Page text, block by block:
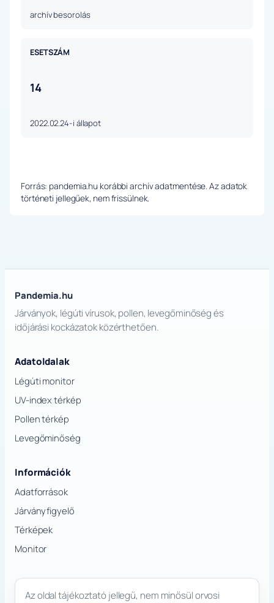
archív besorolás
ESETSZÁM
14
2022.02.24-i állapot
Forrás: pandemia.hu korábbi archív adatmentése. Az adatok
történeti jellegűek, nem frissülnek.
Pandemia.hu
Járványok, légúti vírusok, pollen, levegőminőség és
időjárási kockázatok közérthetően.
Adatoldalak
Légúti monitor
UV-index térkép
Pollen térkép
Levegőminőség
Információk
Adatforrások
Járványfigyelő
Térképek
Monitor
Az oldal tájékoztató jellegű, nem minősül orvosi